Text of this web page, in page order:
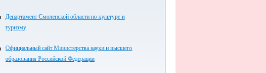
Департамент Смоленской области по культуре и
туризму
Официальный сайт Министерства науки и высшего
образования Российской Федерации